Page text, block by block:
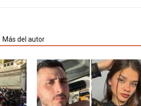
Más del autor